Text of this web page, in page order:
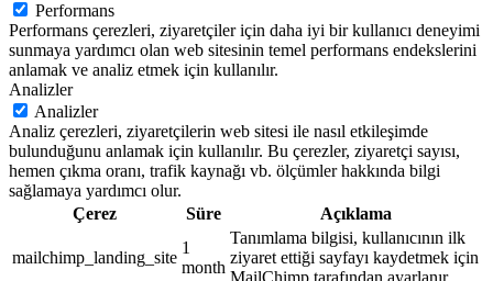
Performans
Performans çerezleri, ziyaretçiler için daha iyi bir kullanıcı deneyimi
sunmaya yardımcı olan web sitesinin temel performans endekslerini
anlamak ve analiz etmek için kullanılır.
Analizler
Analizler
Analiz çerezleri, ziyaretçilerin web sitesi ile nasıl etkileşimde
bulunduğunu anlamak için kullanılır. Bu çerezler, ziyaretçi sayısı,
hemen çıkma oranı, trafik kaynağı vb. ölçümler hakkında bilgi
sağlamaya yardımcı olur.
Çerez
Süre Açıklama
mailchimp_landing_site
1
month
Tanımlama bilgisi, kullanıcının ilk
ziyaret ettiği sayfayı kaydetmek için
MailChimp tarafından ayarlanır.